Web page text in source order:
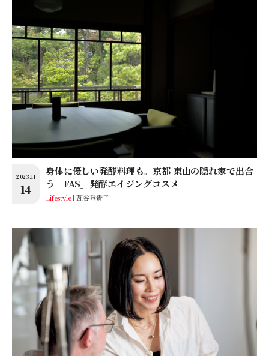
2023.11
14
身体に優しい発酵料理も。京都 東山の隠れ家で出合
う「FAS」発酵エイジングコスメ
Lifestyle 瓦谷登貴子